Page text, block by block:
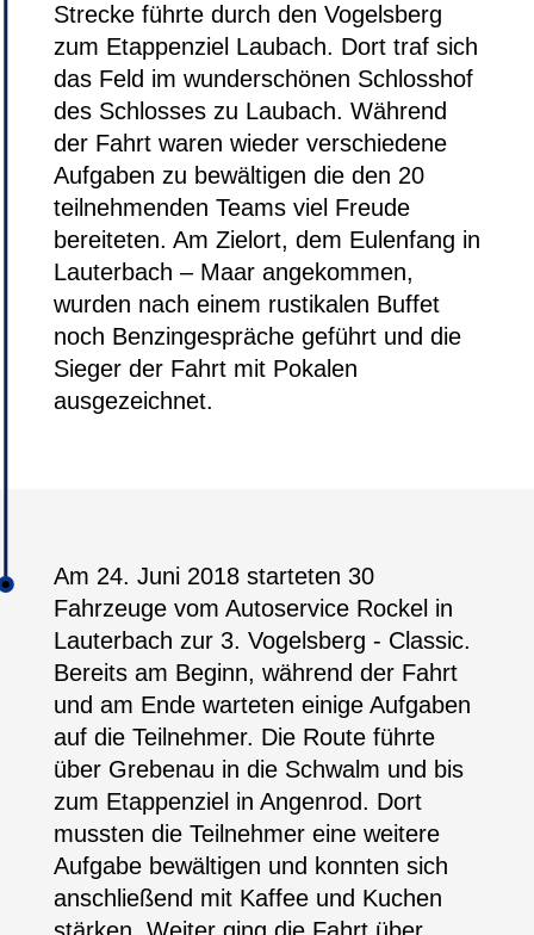
Strecke führte durch den Vogelsberg
zum Etappenziel Laubach. Dort traf sich
das Feld im wunderschönen Schlosshof
des Schlosses zu Laubach. Während
der Fahrt waren wieder verschiedene
Aufgaben zu bewältigen die den 20
teilnehmenden Teams viel Freude
bereiteten. Am Zielort, dem Eulenfang in
Lauterbach – Maar angekommen,
wurden nach einem rustikalen Buffet
noch Benzingespräche geführt und die
Sieger der Fahrt mit Pokalen
ausgezeichnet.
Am 24. Juni 2018starteten 30
Fahrzeuge vom Autoservice Rockel in
Lauterbach zur 3. Vogelsberg - Classic.
Bereits am Beginn, während der Fahrt
und am Ende warteten einige Aufgaben
auf die Teilnehmer. Die Route führte
über Grebenau in die Schwalm und bis
zum Etappenziel in Angenrod. Dort
mussten die Teilnehmer eine weitere
Aufgabe bewältigen und konnten sich
anschließend mit Kaffee und Kuchen